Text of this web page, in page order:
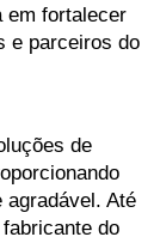
em fortalecer
e parceiros do
de
agradável. Até
do